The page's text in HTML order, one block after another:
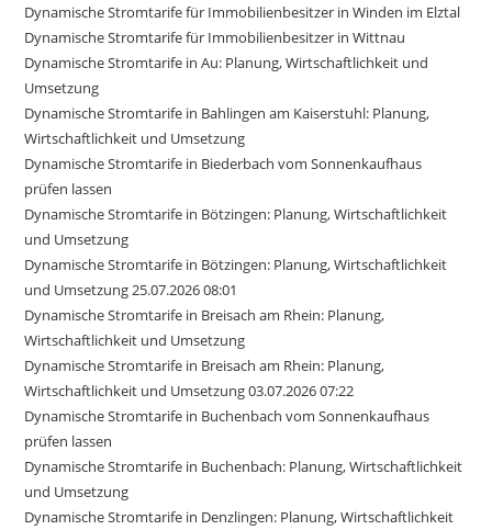
Dynamische Stromtarife für Immobilienbesitzer in Winden im Elztal
Dynamische Stromtarife für Immobilienbesitzer in Wittnau
Dynamische Stromtarife in Au: Planung, Wirtschaftlichkeit und
Umsetzung
Dynamische Stromtarife in Bahlingen am Kaiserstuhl: Planung,
Wirtschaftlichkeit und Umsetzung
Dynamische Stromtarife in Biederbach vom Sonnenkaufhaus
prüfen lassen
Dynamische Stromtarife in Bötzingen: Planung, Wirtschaftlichkeit
und Umsetzung
Dynamische Stromtarife in Bötzingen: Planung, Wirtschaftlichkeit
und Umsetzung 25.07.2026 08:01
Dynamische Stromtarife in Breisach am Rhein: Planung,
Wirtschaftlichkeit und Umsetzung
Dynamische Stromtarife in Breisach am Rhein: Planung,
Wirtschaftlichkeit und Umsetzung 03.07.2026 07:22
Dynamische Stromtarife in Buchenbach vom Sonnenkaufhaus
prüfen lassen
Dynamische Stromtarife in Buchenbach: Planung, Wirtschaftlichkeit
und Umsetzung
Dynamische Stromtarife in Denzlingen: Planung, Wirtschaftlichkeit